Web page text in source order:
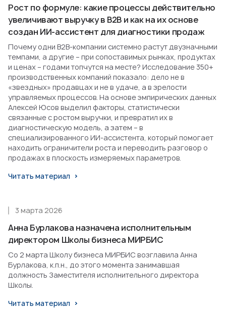
Рост по формуле: какие процессы действительно
увеличивают выручку в B2B и как на их основе
создан ИИ-ассистент для диагностики продаж
Почему одни B2B-компании системно растут двузначными
темпами, а другие – при сопоставимых рынках, продуктах
и ценах – годами топчутся на месте? Исследование 350+
производственных компаний показало: дело не в
«звездных» продавцах и не в удаче, а в зрелости
управляемых процессов. На основе эмпирических данных
Алексей Юсов выделил факторы, статистически
связанные с ростом выручки, и превратил их в
диагностическую модель, а затем – в
специализированного ИИ-ассистента, который помогает
находить ограничители роста и переводить разговор о
продажах в плоскость измеряемых параметров.
Читать материал
Анна Бурлакова назначена исполнительным
директором Школы бизнеса МИРБИС
3 марта 2026
Со 2 марта Школу бизнеса МИРБИС возглавила Анна
Бурлакова, к.п.н., до этого момента занимавшая
должность Заместителя исполнительного директора
Школы.
Читать материал